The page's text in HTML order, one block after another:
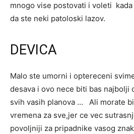
mnogo vise postovati i voleti
da ste neki patoloski lazov.
DEVICA
Malo ste umorni i optereceni
desava i ovo nece biti bas najbolji
svih vasih planova … Ali morate
vremena za sve,jer ce vec
povoljniji za pripadnike vasog